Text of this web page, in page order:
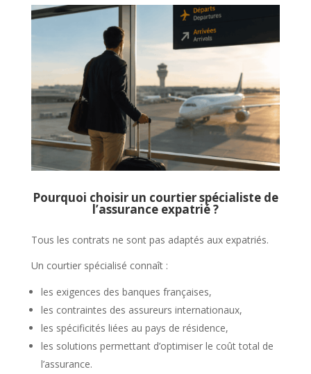
Pourquoi choisir un courtier spécialiste de
l’assurance expatrié ?
Tous les contrats ne sont pas adaptés aux expatriés.
Un courtier spécialisé connaît :
les exigences des banques françaises,
les contraintes des assureurs internationaux,
les spécificités liées au pays de résidence,
les solutions permettant d’optimiser le coût total de
l’assurance.